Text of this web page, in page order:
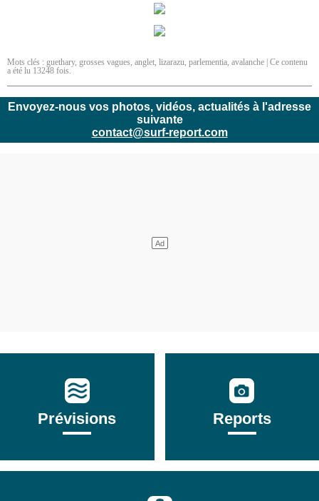
Mots clés : guethary, grosses vagues, anglet, lizarazu, parlementia, avalanche | Ce contenu
a été lu 13248 fois.
Envoyez-nous vos photos, vidéos, actualités à l'adresse
suivante
contact@surf-report.com
Prévisions Reports